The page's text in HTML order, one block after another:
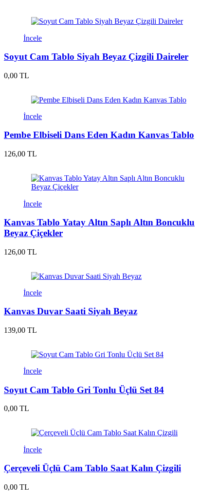
İncele
Soyut Cam Tablo Siyah Beyaz Çizgili Daireler
0,00 TL
İncele
Pembe Elbiseli Dans Eden Kadın Kanvas Tablo
126,00 TL
İncele
Kanvas Tablo Yatay Altın Saplı Altın Boncuklu
Beyaz Çiçekler
126,00 TL
İncele
Kanvas Duvar Saati Siyah Beyaz
139,00 TL
İncele
Soyut Cam Tablo Gri Tonlu Üçlü Set 84
0,00 TL
İncele
Çerçeveli Üçlü Cam Tablo Saat Kalın Çizgili
0,00 TL